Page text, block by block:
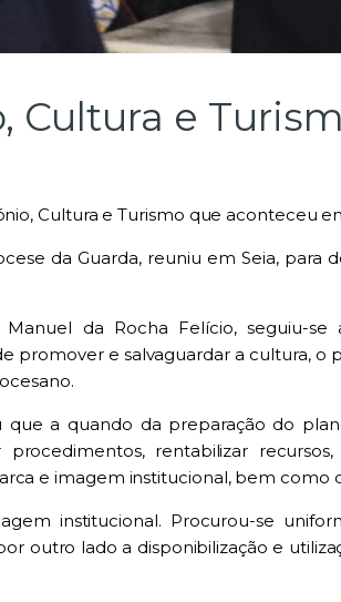
Cultura e
Cultura e Turismo que aconteceu
da Guarda, reuniu em Seia, para
da Rocha Felício, seguiu-
promover e salvaguardar a cultura, o
que a quando da preparação do
rentabilizar
e imagem institucional, bem como
institucional. Procurou-se
outro lado a disponibilização e